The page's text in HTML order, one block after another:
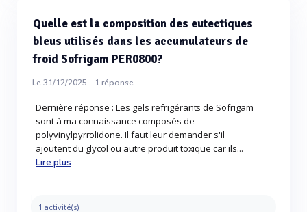
Quelle est la composition des eutectiques
bleus utilisés dans les accumulateurs de
froid Sofrigam PER0800?
Le 31/12/2025 - 1réponse
Dernière réponse : Les gels refrigérants de Sofrigam
sont à ma connaissance composés de
polyvinylpyrrolidone. Il faut leur demander s'il
ajoutent du glycol ou autre produit toxique car ils...
Lire plus
1 activité(s)